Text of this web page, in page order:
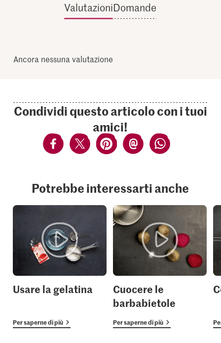
ValutazioniDomande
Ancora nessuna valutazione
Condividi questo articolo con i tuoi
amici!
Potrebbe interessarti anche
Usare la gelatina
Per saperne di più
Cuocere le
barbabietole
Per saperne di più